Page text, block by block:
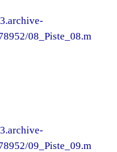
08_Piste_08.m
09_Piste_09.m